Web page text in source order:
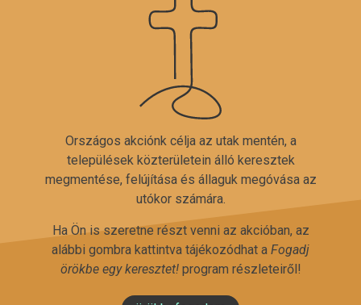
Országos akciónk célja az utak mentén, a
települések közterületein álló keresztek
megmentése, felújítása és állaguk megóvása az
utókor számára.
Ha Ön is szeretne részt venni az akcióban, az
alábbi gombra kattintva tájékozódhat a Fogadj
örökbe egy keresztet!program részleteiről!